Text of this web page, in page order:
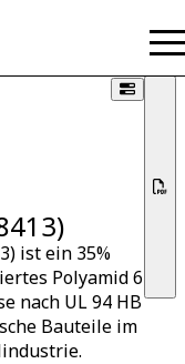
ist ein 35%
Polyamid 6 mit
nach UL 94 HB
Bauteile im